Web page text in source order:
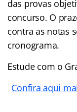
das provas
concurso. O
contra as notas
cronograma.
Estude com o
Confira aqui